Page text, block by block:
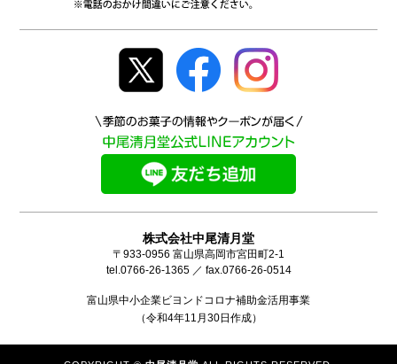
株式会社中尾清月堂
〒933-0956 富山県高岡市宮田町2-1
tel.0766-26-1365 ／ fax.0766-26-0514
富山県中小企業ビヨンドコロナ補助金活用事業
（令和4年11月30日作成）